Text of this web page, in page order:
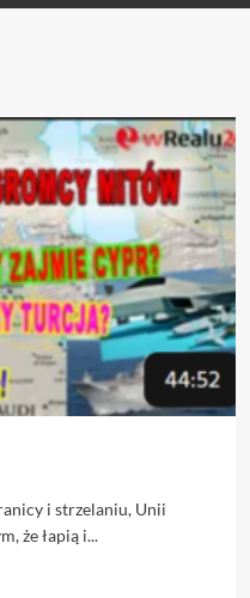
i strzelaniu, Unii
że łapią i...